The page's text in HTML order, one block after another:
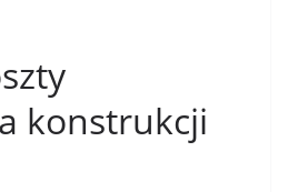
konstrukcji